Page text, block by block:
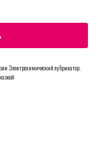
Электрохимический лубрикатор.